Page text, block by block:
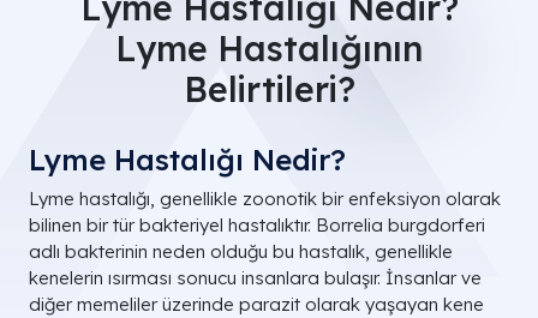
Lyme Hastalığının
Belirtileri?
Lyme Hastalığı Nedir?
Lyme hastalığı, genellikle zoonotik bir enfeksiyon olarak
bilinen bir tür bakteriyel hastalıktır. Borrelia burgdorferi
adlı bakterinin neden olduğu bu hastalık, genellikle
kenelerin ısırması sonucu insanlara bulaşır. İnsanlar ve
diğer memeliler üzerinde parazit olarak yaşayan kene